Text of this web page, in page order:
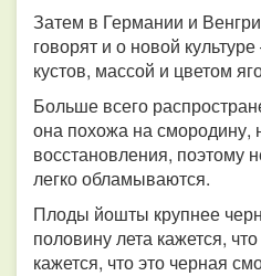
Затем в Германии и
говорят и о новой
кустов, массой и цветом
Больше всего
она похожа на смородину,
восстановления, поэтому
легко обламываются.
Плоды йошты крупнее
половину лета кажется,
кажется, что это черная